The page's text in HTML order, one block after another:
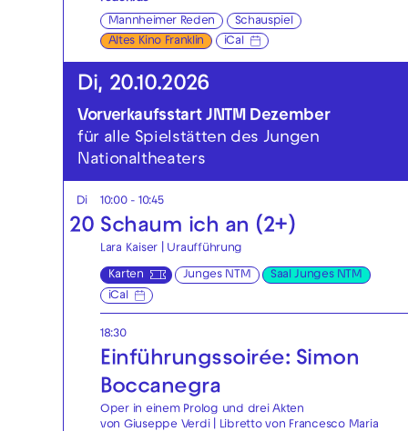
Mannheimer Reden
Schauspiel
Altes Kino Franklin
iCal
Di, 20.10.2026
Vorverkaufsstart JNTM Dezember
für alle Spielstätten des Jungen
Nationaltheaters
Di
20
10:00 - 10:45
Schaum ich an (2+)
Lara Kaiser | Uraufführung
Karten Junges NTM
Saal Junges NTM
iCal
18:30
Einführungssoirée: Simon
Boccanegra
Oper in einem Prolog und drei Akten
von Giuseppe Verdi | Libretto von Francesco Maria